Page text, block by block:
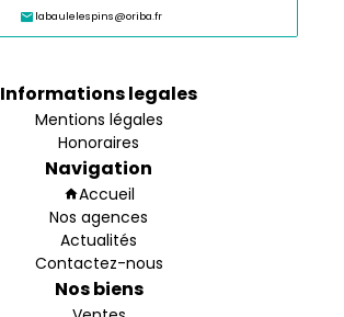
labaulelespins@oriba.fr
Informations legales
Mentions légales
Honoraires
Navigation
Accueil
Nos agences
Actualités
Contactez-nous
Nos biens